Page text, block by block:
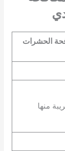
الحشرات
منها